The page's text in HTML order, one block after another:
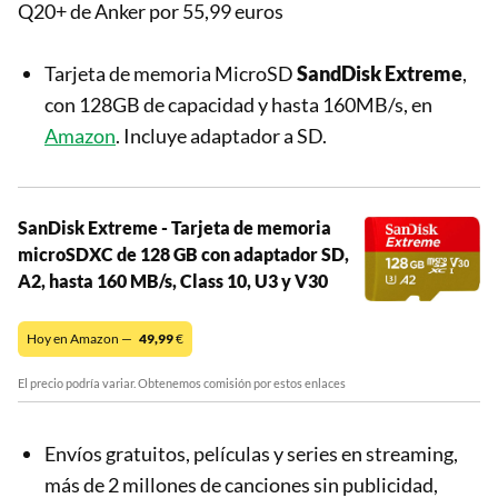
Q20+ de Anker por 55,99 euros
Tarjeta de memoria MicroSDSandDisk Extreme,
con 128GB de capacidad y hasta 160MB/s, en
Amazon. Incluye adaptador a SD.
SanDisk Extreme - Tarjeta de memoria
microSDXC de 128 GB con adaptador SD,
A2, hasta 160 MB/s, Class 10, U3 y V30
Hoy en Amazon — 49,99€
El precio podría variar. Obtenemos comisión por estos enlaces
Envíos gratuitos, películas y series en streaming,
más de 2 millones de canciones sin publicidad,